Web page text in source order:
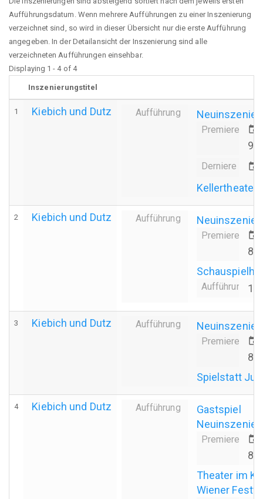
Aufführungsdatum. Wenn mehrere Aufführungen zu einer Inszenierung
verzeichnet sind, so wird in dieser Übersicht nur die erste Aufführung
angegeben. In der Detailansicht der Inszenierung sind alle
verzeichneten Aufführungen einsehbar.
Displaying 1 - 4 of 4
Inszenierungstitel
1 Kiebich und Dutz Aufführung
Premiere event
Derniere event
Kellertheater
2 Kiebich und Dutz Aufführung
Premiere event
3 Kiebich und Dutz Aufführung
Premiere event
Spielstatt
4 Kiebich und Dutz Aufführung
Gastspiel
Premiere event
Theater im
Wiener